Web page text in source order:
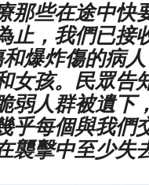
那些在途中快
止，我們已接
和爆炸傷的病
女孩。民眾告
弱人群被遺下
乎每個與我們
襲擊中至少失